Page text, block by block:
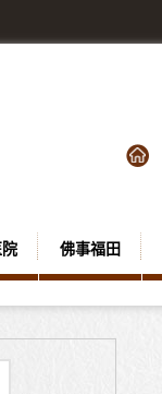
佛事福田